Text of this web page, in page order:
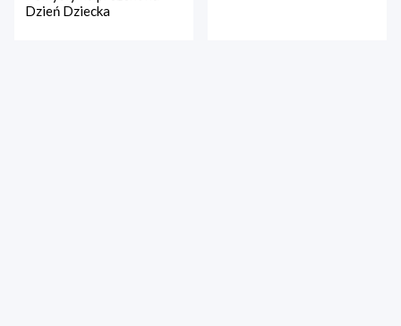
Dzień Dziecka